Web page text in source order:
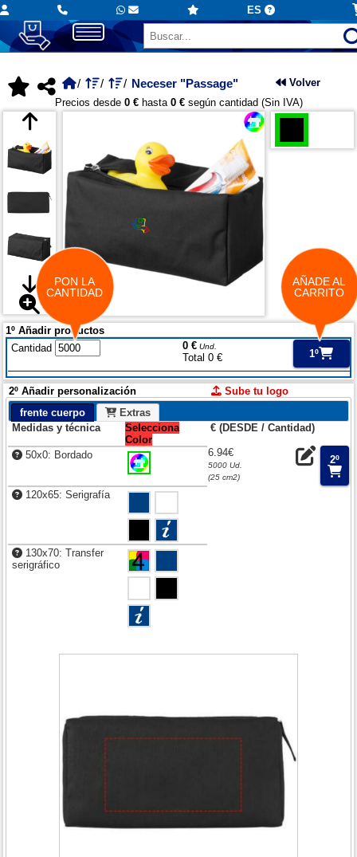
ES
Neceser "Passage"
Volver
Precios desde 0 €hasta 0 €según cantidad (Sin IVA)
1º Añadir productos
Cantidad
0 €Und.
Total 0 € 1º
2º Añadir personalización
Sube tu logo
frente cuerpo
Extras
Medidas y técnica
Selecciona
Color
€ (DESDE / Cantidad)
50x0: Bordado 6.94€
5000 Ud.
(25 cm2)
2º
120x65: Serigrafía
130x70: Transfer
serigráfico
PON LA
CANTIDAD
AÑADE AL
CARRITO